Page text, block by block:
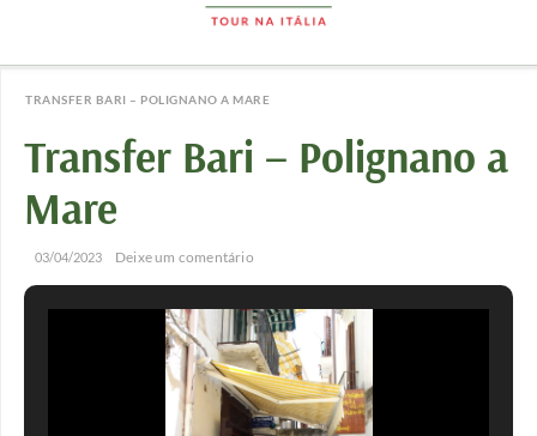
TRANSFER BARI – POLIGNANO A MARE
Transfer Bari – Polignano a
Mare
03/04/2023 Deixe um comentário